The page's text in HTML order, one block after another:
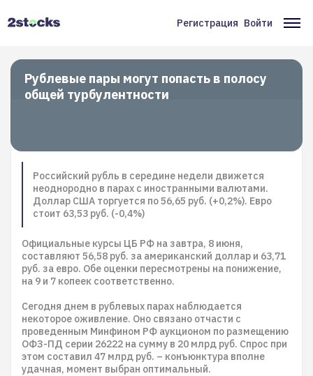
Меню
учётной
записи
Регистрация Войти
Рублевые пары могут попасть в полосу
общей турбулентности
Российский рубль в середине недели движется
неоднородно в парах с иностранными валютами.
Доллар США торгуется по 56,65 руб. (+0,2%). Евро
стоит 63,53 руб. (-0,4%)
Официальные курсы ЦБ РФ на завтра, 8 июня,
составляют 56,58 руб. за американский доллар и 63,71
руб. за евро. Обе оценки пересмотрены на понижение,
на 9 и 7 копеек соответственно.
Сегодня днем в рублевых парах наблюдается
некоторое оживление. Оно связано отчасти с
проведенным Минфином РФ аукционом по размещению
ОФЗ-ПД серии 26222 на сумму в 20 млрд руб. Спрос при
этом составил 47 млрд руб. – конъюнктура вполне
удачная, момент выбран оптимальный.